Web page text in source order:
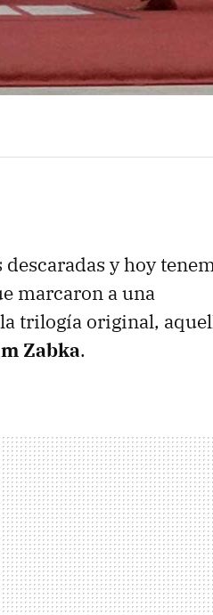
y hoy
marcaron a una
trilogía original,
Zabka.